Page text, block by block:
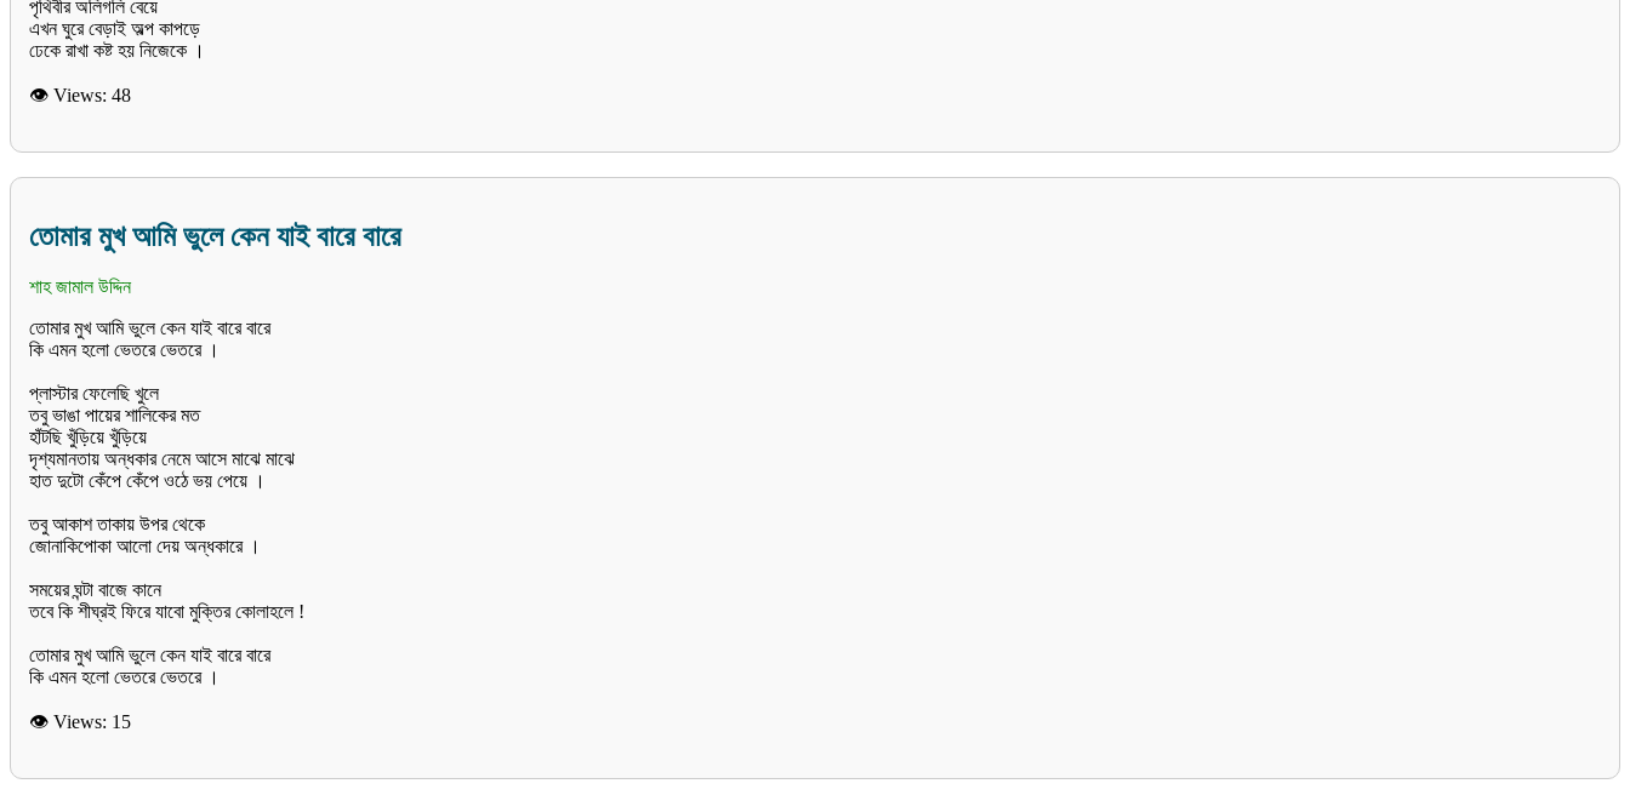
পৃথিবীর অলিগলি বেয়ে
এখন ঘুরে বেড়াই অল্প কাপড়ে
👁 Views: 48
তোমার মুখ আমি ভুলে কেন যাই বারে বারে
শাহ জামাল উদ্দিন
তোমার মুখ আমি ভুলে কেন যাই বারে বারে
কি এমন হলো ভেতরে ভেতরে ।
প্লাস্টার ফেলেছি খুলে
তবু ভাঙা পায়ের শালিকের মত
হাঁটছি খুঁড়িয়ে খুঁড়িয়ে
দৃশ্যমানতায় অন্ধকার নেমে আসে মাঝে মাঝে
হাত দুটো কেঁপে কেঁপে ওঠে ভয় পেয়ে ।
তবু আকাশ তাকায় উপর থেকে
জোনাকিপোকা আলো দেয় অন্ধকারে ।
সময়ের ঘন্টা বাজে কানে
তবে কি শীঘ্রই ফিরে যাবো মুক্তির কোলাহলে !
তোমার মুখ আমি ভুলে কেন যাই বারে বারে
কি এমন হলো ভেতরে ভেতরে ।
👁 Views: 15